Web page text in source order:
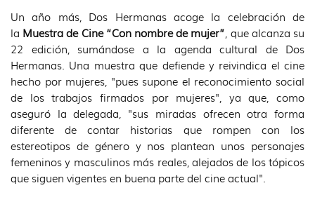
Un año más, Dos Hermanas acoge la celebración de
la Muestra de Cine “Con nombre de mujer”, que alcanza su
22 edición, sumándose a la agenda cultural de Dos
Hermanas. Una muestra que defiende y reivindica el cine
hecho por mujeres, "pues supone el reconocimiento social
de los trabajos firmados por mujeres", ya que, como
aseguró la delegada, "sus miradas ofrecen otra forma
diferente de contar historias que rompen con los
estereotipos de género y nos plantean unos personajes
femeninos y masculinos más reales, alejados de los tópicos
que siguen vigentes en buena parte del cine actual".